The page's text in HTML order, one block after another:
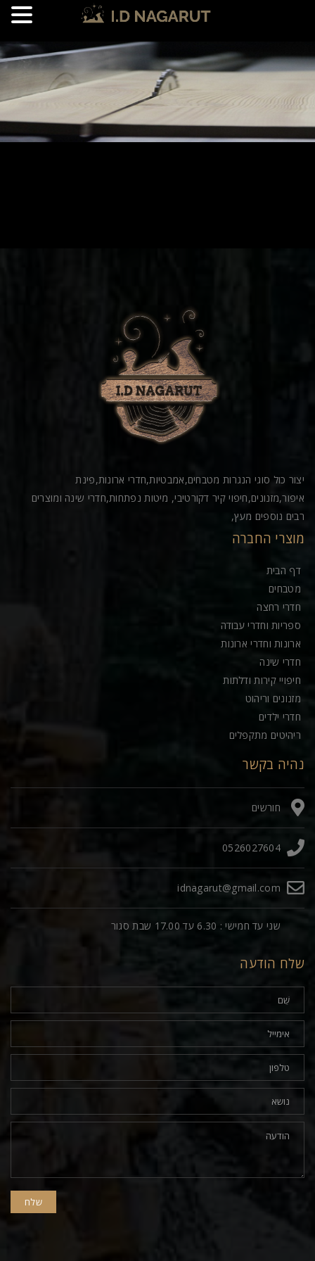
יצור כול סוגי הנגרות מטבחים,אמבטיות,חדרי ארונות,פינת
איפור,מזנונים,חיפוי קיר דקורטיבי, מיטות נפתחות,חדרי שינה ומוצרים
רבים נוספים מעץ,
מוצרי החברה
דף הבית
מטבחים
חדרי רחצה
ספריות וחדרי עבודה
ארונות וחדרי ארונות
חדרי שינה
חיפויי קירות ודלתות
מזנונים וריהוט
חדרי ילדים
ריהיטים מתקפלים
נהיה בקשר
חורשים
0526027604
idnagarut@gmail.com
שני עד חמישי : 6.30 עד 17.00 שבת סגור
שלח הודעה